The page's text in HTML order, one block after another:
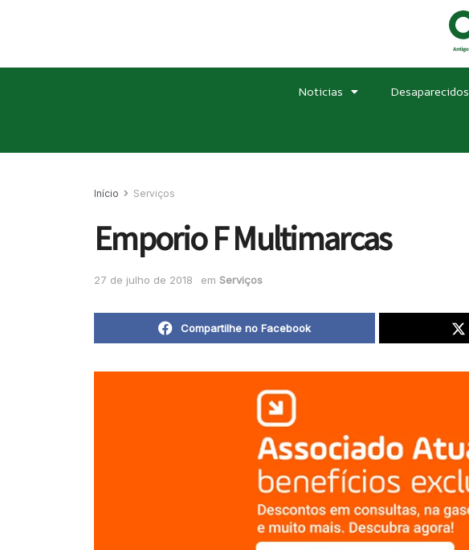
Noticias Desaparecidos
Início Serviços
Emporio F Multimarcas
27 de julho de 2018 em Serviços
Compartilhe no Facebook